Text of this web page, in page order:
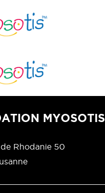
MYOSOTIS
Rhodanie 50